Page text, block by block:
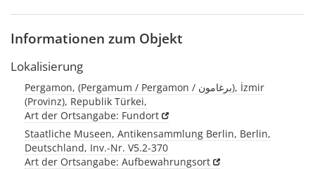
Informationen zum Objekt
Lokalisierung
Pergamon, (Pergamum / Pergamon / برغامون), İzmir
(Provinz), Republik Türkei,
Art der Ortsangabe: Fundort
Staatliche Museen, Antikensammlung Berlin, Berlin,
Deutschland, Inv.-Nr. V5.2-370
Art der Ortsangabe: Aufbewahrungsort